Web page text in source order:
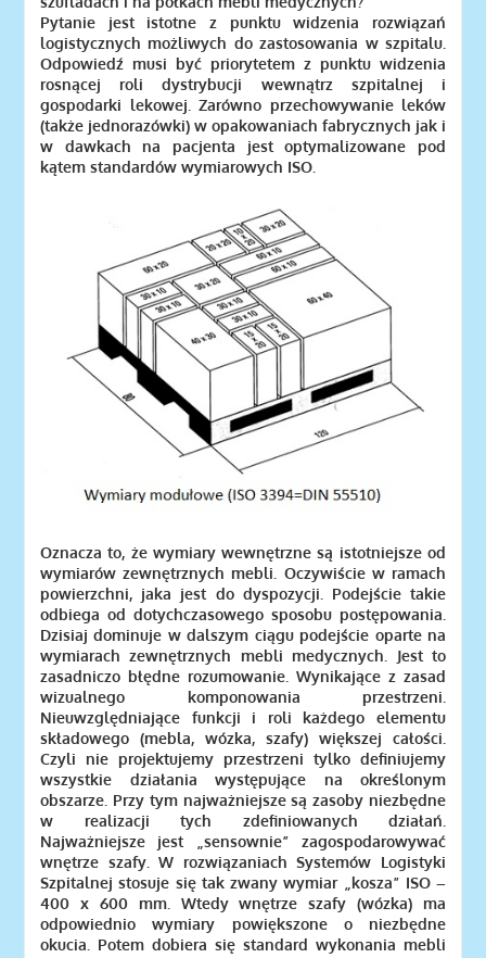
Pytanie jest istotne z punktu widzenia rozwiązań
logistycznych możliwych do zastosowania w szpitalu.
Odpowiedź musi być priorytetem z punktu widzenia
rosnącej roli dystrybucji wewnątrz szpitalnej i
gospodarki lekowej. Zarówno przechowywanie leków
(także jednorazówki) w opakowaniach fabrycznych jak i
w dawkach na pacjenta jest optymalizowane pod
kątem standardów wymiarowych ISO.
Oznacza to, że wymiary wewnętrzne są istotniejsze od
wymiarów zewnętrznych mebli. Oczywiście w ramach
powierzchni, jaka jest do dyspozycji. Podejście takie
odbiega od dotychczasowego sposobu postępowania.
Dzisiaj dominuje w dalszym ciągu podejście oparte na
wymiarach zewnętrznych mebli medycznych. Jest to
zasadniczo błędne rozumowanie. Wynikające z zasad
wizualnego komponowania przestrzeni.
Nieuwzględniające funkcji i roli każdego elementu
składowego (mebla, wózka, szafy) większej całości.
Czyli nie projektujemy przestrzeni tylko definiujemy
wszystkie działania występujące na określonym
obszarze. Przy tym najważniejsze są zasoby niezbędne
w realizacji tych zdefiniowanych działań.
Najważniejsze jest „sensownie” zagospodarowywać
wnętrze szafy. W rozwiązaniach Systemów Logistyki
Szpitalnej stosuje się tak zwany wymiar „kosza” ISO –
400 x 600 mm. Wtedy wnętrze szafy (wózka) ma
odpowiednio wymiary powiększone o niezbędne
okucia. Potem dobiera się standard wykonania mebli